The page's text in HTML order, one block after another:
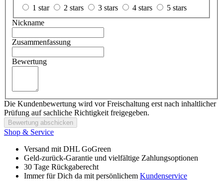
1 star 2 stars 3 stars 4 stars
5 stars
Nickname
Zusammenfassung
Bewertung
Die Kundenbewertung wird vor Freischaltung erst nach inhaltlicher
Prüfung auf sachliche Richtigkeit freigegeben.
Bewertung abschicken
Shop & Service
Versand mit DHL GoGreen
Geld-zurück-Garantie und vielfältige Zahlungsoptionen
30 Tage Rückgaberecht
Immer für Dich da mit persönlichem Kundenservice